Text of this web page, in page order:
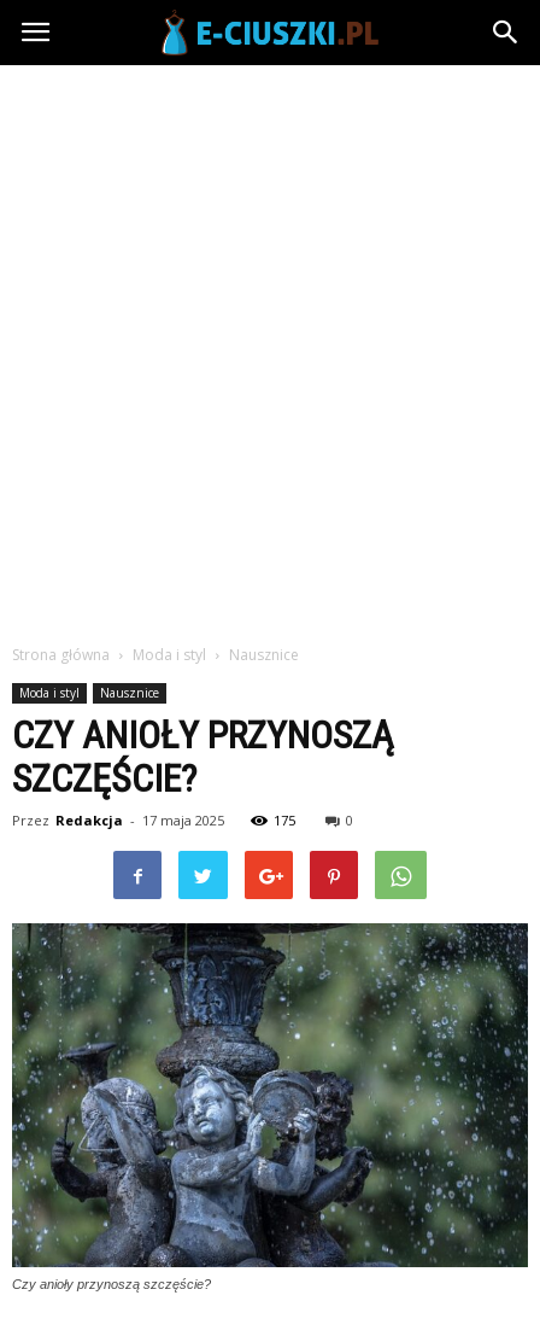
Strona główna Moda i styl Nausznice
Moda i styl Nausznice
CZY ANIOŁY PRZYNOSZĄ
SZCZĘŚCIE?
Przez Redakcja - 17 maja 2025 175 0
Czy anioły przynoszą szczęście?